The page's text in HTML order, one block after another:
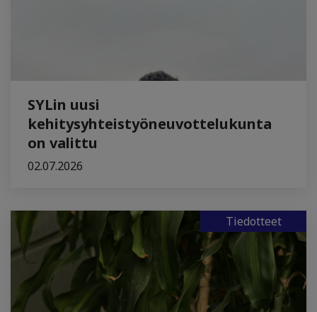
SYLin uusi
kehitysyhteistyöneuvottelukunta
on valittu
02.07.2026
Tiedotteet